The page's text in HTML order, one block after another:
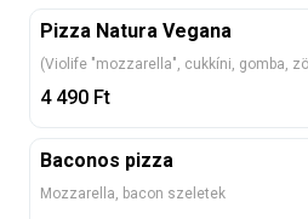
Pizza Natura Vegana
4 490 Ft
Baconos pizza
Mozzarella, bacon szeletek